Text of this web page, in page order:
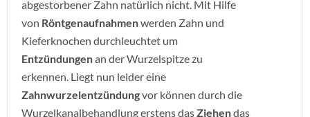
abgestorbener Zahn natürlich nicht. Mit Hilfe
von Röntgenaufnahmenwerden Zahn und
Kieferknochen durchleuchtet um
Entzündungenan der Wurzelspitze zu
erkennen. Liegt nun leider eine
Zahnwurzelentzündungvor können durch die
Wurzelkanalbehandlung erstens dasZiehendas